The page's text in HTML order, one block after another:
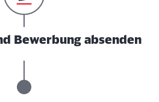
Bewerbung absenden